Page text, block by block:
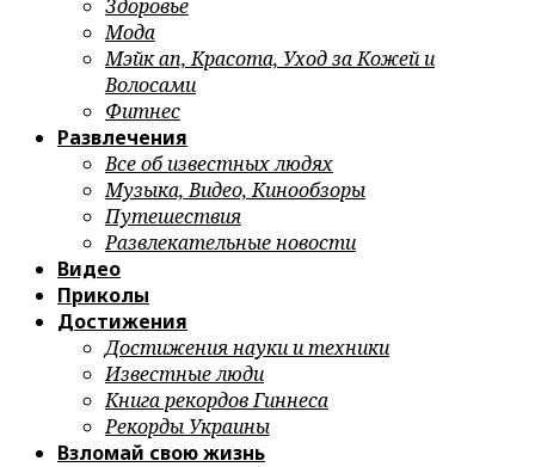
Здоровье
Мода
Мэйк ап, Красота, Уход за Кожей и
Волосами
Фитнес
Развлечения
Все об известных людях
Музыка, Видео, Кинообзоры
Путешествия
Развлекательные новости
Видео
Приколы
Достижения
Достижения науки и техники
Известные люди
Книга рекордов Гиннеса
Рекорды Украины
Взломай свою жизнь